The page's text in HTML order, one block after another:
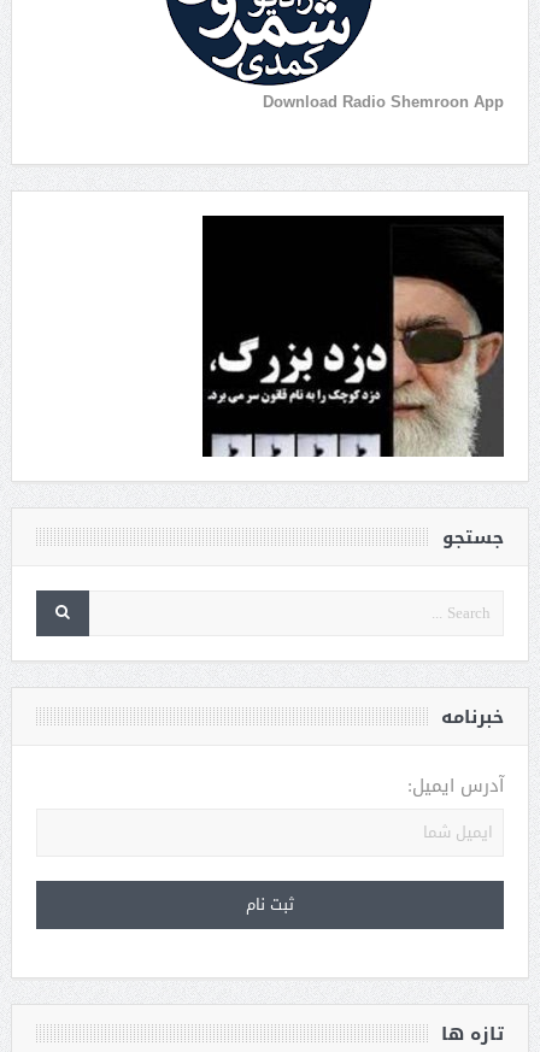
Download Radio Shemroon App
جستجو
خبرنامه
آدرس ایمیل:
تازه ها